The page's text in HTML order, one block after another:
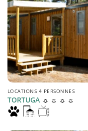
LOCATIONS 4 PERSONNES
TORTUGA ☼ ☼ ☼ ☼